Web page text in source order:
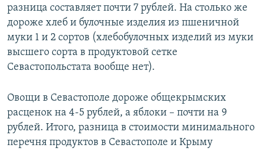
разница составляет почти 7 рублей. На столько же
дороже хлеб и булочные изделия из пшеничной
муки 1 и 2 сортов (хлебобулочных изделий из муки
высшего сорта в продуктовой сетке
Севастопольстата вообще нет).
Овощи в Севастополе дороже общекрымских
расценок на 4-5 рублей, а яблоки – почти на 9
рублей. Итого, разница в стоимости минимального
перечня продуктов в Севастополе и Крыму